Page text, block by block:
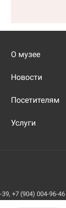
О музее
Новости
Посетителям
Услуги
+7 (904) 004-96-46